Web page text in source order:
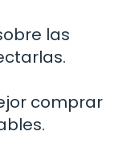
las
comprar